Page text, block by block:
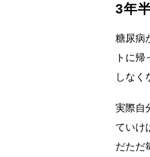
3年
糖尿病
トに
しなく
実際自
ていけ
だただ